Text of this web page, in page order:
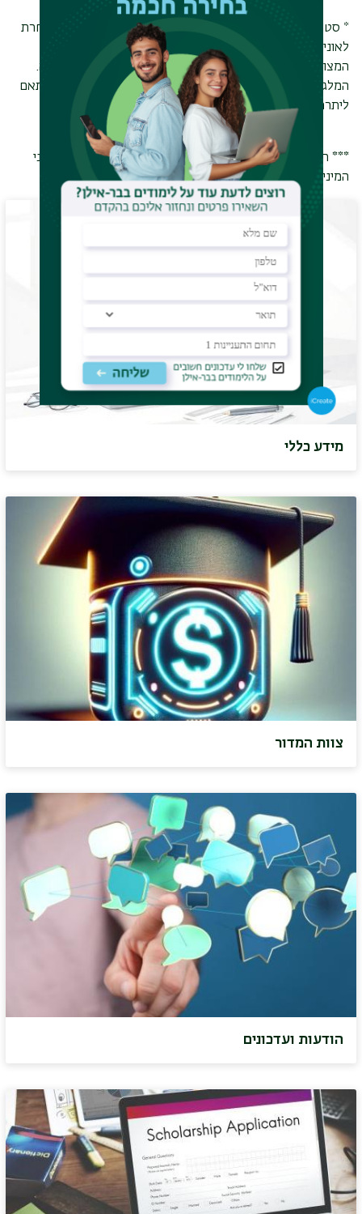
* סטודנטים שלא הגישו בקשה למלגה במועד עקב קבלה מאוחרת
לאוניברסיטה או מכל סיבה שהיא, יוכלו לעשות זאת עד למועד
המצוין לעיל. לאחר מועד זה לא ניתן יהיה להגיש בקשה למלגה.
המלגות לזכאים שהגישו בקשתם במועד למאחרים תהיינה בהתאם
ליתרת התקציב.
*** המידע נכתב בלשון זכר, מטעמי נוחות בלבד, אך מיועד לשני
המינים.
מידע כללי
צוות המדור
הודעות ועדכונים